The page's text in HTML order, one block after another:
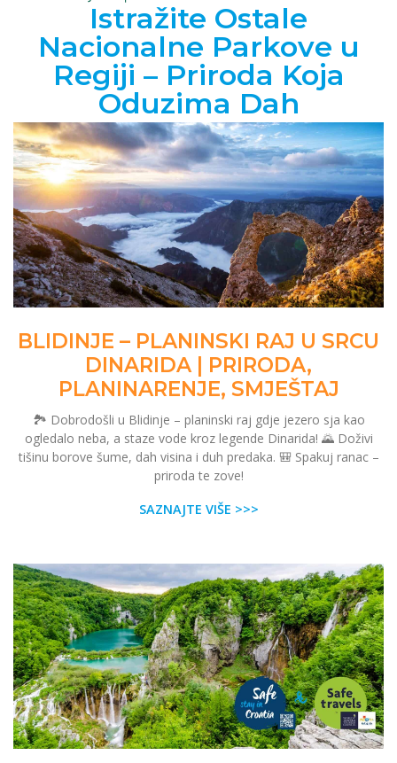
Istražite Ostale
Nacionalne Parkove u
Regiji – Priroda Koja
Oduzima Dah
BLIDINJE – PLANINSKI RAJ U SRCU
DINARIDA | PRIRODA,
PLANINARENJE, SMJEŠTAJ
🏞️ Dobrodošli u Blidinje – planinski raj gdje jezero sja kao
ogledalo neba, a staze vode kroz legende Dinarida! 🌄 Doživi
tišinu borove šume, dah visina i duh predaka. 🎒 Spakuj ranac –
priroda te zove!
SAZNAJTE VIŠE >>>